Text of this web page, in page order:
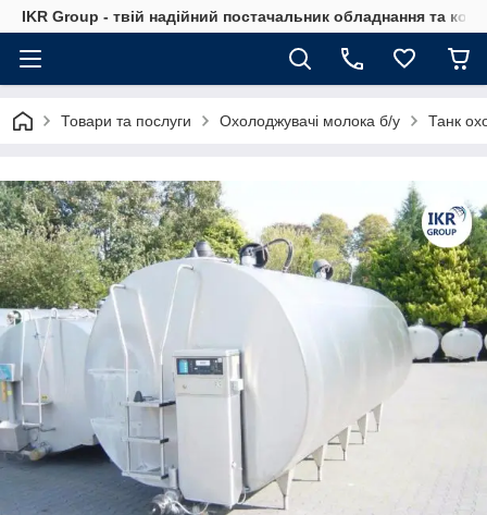
IKR Group - твій надійний постачальник обладнання та
Товари та послуги Охолоджувачі молока б/у Танк